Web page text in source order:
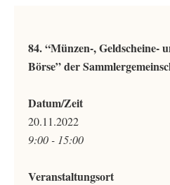
84. “Münzen-, Geldscheine-
Börse” der
Datum/Zeit
20.11.2022
9:00 - 15:00
Veranstaltungsort